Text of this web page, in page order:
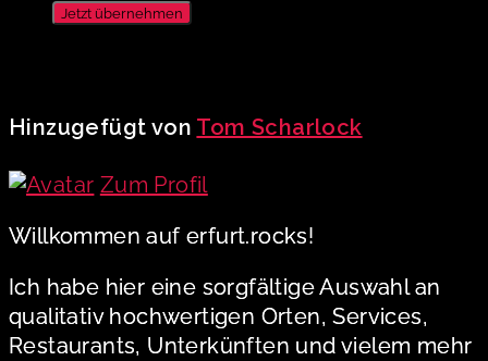
Jetzt übernehmen
Hinzugefügt von Tom Scharlock
Zum Profil
Willkommen auf erfurt.rocks!
Ich habe hier eine sorgfältige Auswahl an
qualitativ hochwertigen Orten, Services,
Restaurants, Unterkünften und vielem mehr